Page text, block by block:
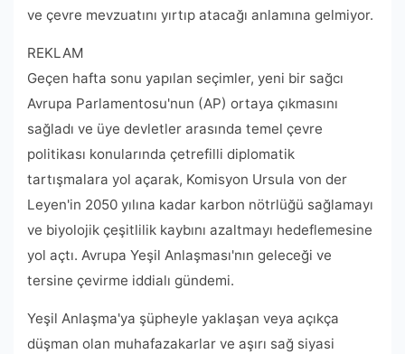
ve çevre mevzuatını yırtıp atacağı anlamına gelmiyor.
REKLAM
Geçen hafta sonu yapılan seçimler, yeni bir sağcı
Avrupa Parlamentosu'nun (AP) ortaya çıkmasını
sağladı ve üye devletler arasında temel çevre
politikası konularında çetrefilli diplomatik
tartışmalara yol açarak, Komisyon Ursula von der
Leyen'in 2050 yılına kadar karbon nötrlüğü sağlamayı
ve biyolojik çeşitlilik kaybını azaltmayı hedeflemesine
yol açtı. Avrupa Yeşil Anlaşması'nın geleceği ve
tersine çevirme iddialı gündemi.
Yeşil Anlaşma'ya şüpheyle yaklaşan veya açıkça
düşman olan muhafazakarlar ve aşırı sağ siyasi